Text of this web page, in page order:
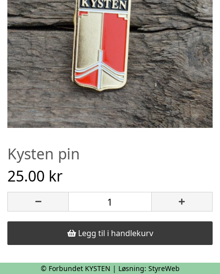
Kysten pin
25.00 kr
Legg til i handlekurv
© Forbundet KYSTEN | Løsning: StyreWeb